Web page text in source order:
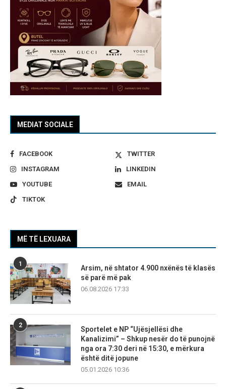
MEDIAT SOCIALE
FACEBOOK
TWITTER
INSTAGRAM
LINKEDIN
YOUTUBE
EMAIL
TIKTOK
MË TË LEXUARA
1
Arsim, në shtator 4.900 nxënës të klasës
së parë më pak
06.08.2026 17:33
2
Sportelet e NP “Ujësjellësi dhe
Kanalizimi” – Shkup nesër do të punojnë
nga ora 7:30 deri në 15:30, e mërkura
është ditë jopune
05.01.2026 10:36